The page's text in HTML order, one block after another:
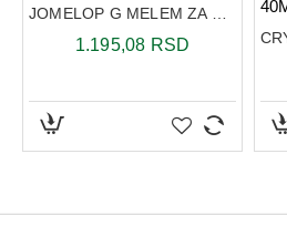
1.195,08 RSD